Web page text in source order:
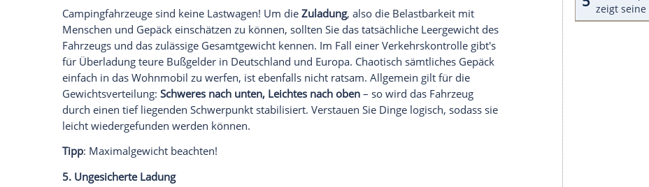
verschiedener Sicherungssysteme für Vierbeiner unbedenklich im mitreisen.
Tipp: Sitzenbleiben, während dasWohnmobilfährt!
3. Mit vollemFrischwassertanklosfahren
Nur absolute Wohnmobil-Neulinge machen denFrischwassertankbeim Start in den Urlaub
so voll wie möglich.Profisdagegen füllen den Tanknur bis zur Hälfte oder einem Drittel
Die Tanks haben in der Regel ein Füllvolumen von ca. 95 bis 170 Liter. Mit 30 bis 55 Liter
bleibt genug Wasser zum Händewaschen und aufs Klo zu gehen auf der ersten Etappe. Der
Grund für diese Sparsamkeit liegt auf der Hand beziehungsweise auf der Waage: Jeder Liter